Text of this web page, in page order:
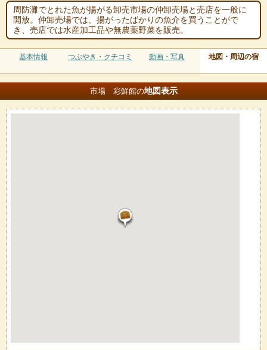
周防灘でとれた魚が揚がる卸売市場の仲卸売場と売店を一般に
開放。仲卸売場では、揚がったばかりの魚介を買うことがで
き、売店では水産加工品や無農薬野菜を販売。
基本情報 つぶやき・クチコミ 動画・写真 地図・周辺の宿
市場 彩鮮館の地図表示